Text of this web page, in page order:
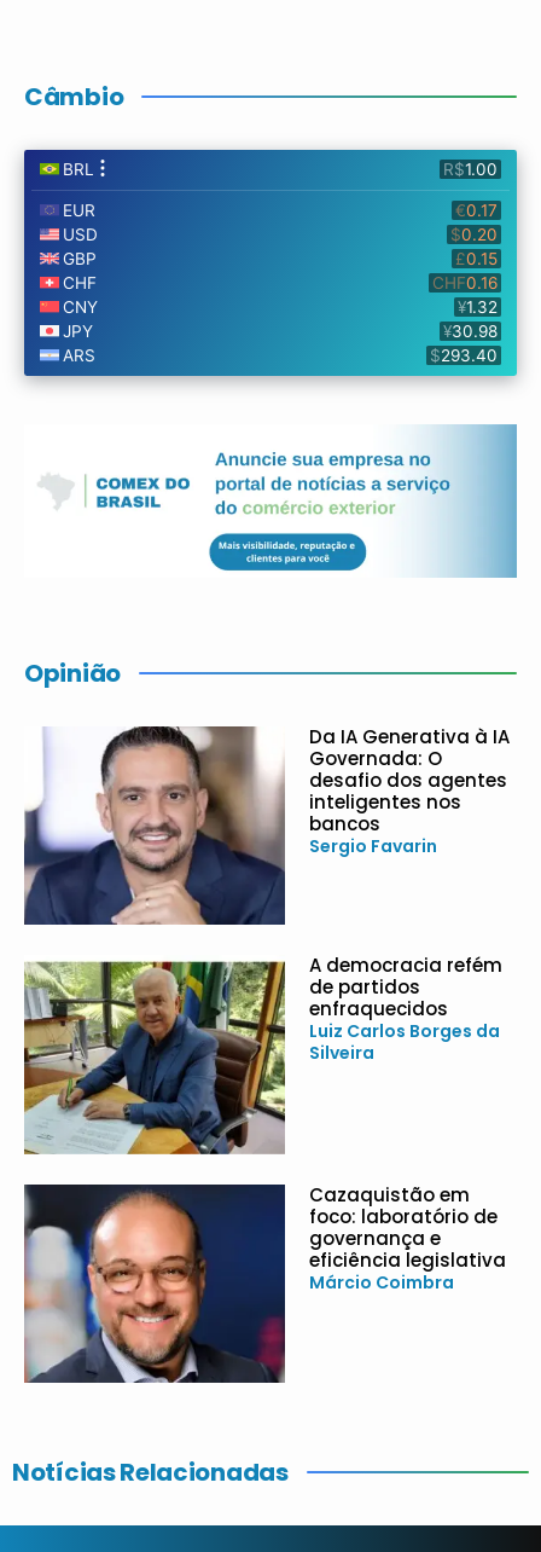
Câmbio
Opinião
Da IA Generativa à IA
Governada: O
desafio dos agentes
inteligentes nos
bancos
Sergio Favarin
A democracia refém
de partidos
enfraquecidos
Luiz Carlos Borges da
Silveira
Cazaquistão em
foco: laboratório de
governança e
eficiência legislativa
Márcio Coimbra
Notícias Relacionadas